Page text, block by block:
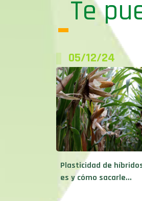
Te
05/12/24
Plasticidad de
es y cómo sacarle...